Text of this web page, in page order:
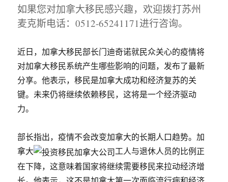
如果您对加拿大移民感兴趣，欢迎拨打苏州
麦克斯电话：0512-65241171进行咨询。
近日，加拿大移民部长门迪奇诺就民众关心的疫情将
对加拿大移民系统产生哪些影响的问题，发布了最新
分享。他表示，移民是加拿大成功和经济复苏的关
键。未来仍将继续依赖移民，这将是一个经济驱动
力。
部长指出，疫情不会改变加拿大的长期人口趋势。加
拿大
工人与退休人员的比例正
在下降，这意味着国家将继续需要移民来拉动经济增